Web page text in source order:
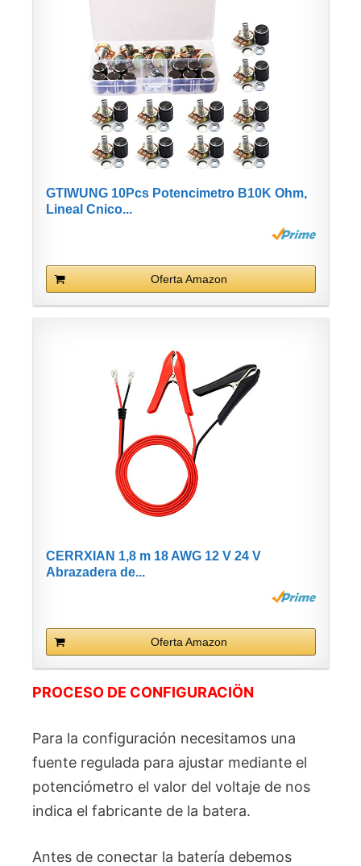
GTIWUNG 10Pcs Potencimetro B10K Ohm,
Lineal Cnico...
Oferta Amazon
CERRXIAN 1,8 m 18 AWG 12 V 24 V
Abrazadera de...
Oferta Amazon
PROCESO DE CONFIGURACIÖN
Para la configuración necesitamos una
fuente regulada para ajustar mediante el
potenciómetro el valor del voltaje de nos
indica el fabricante de la batera.
Antes de conectar la batería debemos